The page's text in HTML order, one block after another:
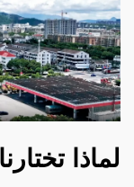
لماذا تختارنا